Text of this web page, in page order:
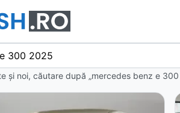
și noi, căutare după „mercedes benz e